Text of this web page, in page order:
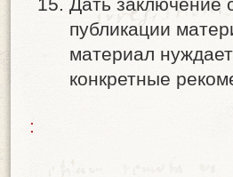
публикации
материал
конкретные
: